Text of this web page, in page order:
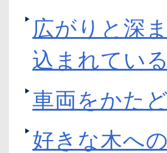
広がりと深
込まれてい
車両をかた
好きな木へ